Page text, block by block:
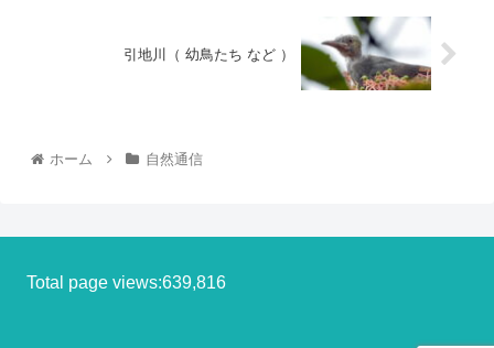
引地川（ 幼鳥たち など ）
ホーム 自然通信
Total page views:639,816